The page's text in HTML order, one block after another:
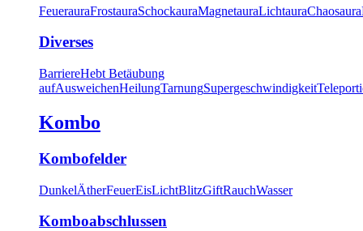
FeuerauraFrostauraSchockauraMagnetauraLichtauraChaosaura
Diverses
BarriereHebt Betäubung
aufAusweichenHeilungTarnungSupergeschwindigkeit
Kombo
Kombofelder
DunkelÄtherFeuerEisLichtBlitzGiftRauchWasser
Komboabschlussen